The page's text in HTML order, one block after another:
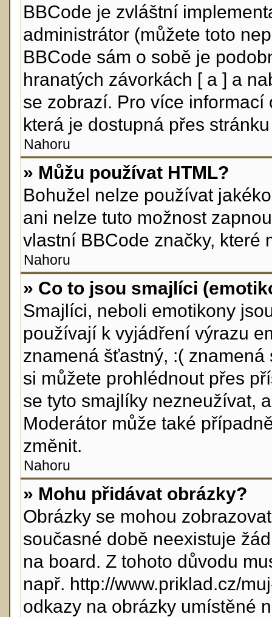
BBCode je zvláštní
administrátor (můžete toto
BBCode sám o sobě je
hranatých závorkách [ a ] a
se zobrazí. Pro více
která je dostupná přes
Nahoru
» Můžu používat HTML?
Bohužel nelze používat
ani nelze tuto možnost
vlastní BBCode značky, které
Nahoru
» Co to jsou smajlíci
Smajlíci, neboli emotikony
používají k vyjádření výrazu
znamená šťastný, :(
si můžete prohlédnout přes
se tyto smajlíky nezneužívat,
Moderátor může také
změnit.
Nahoru
» Mohu přidávat obrázky?
Obrázky se mohou
současné době neexistuje
na board. Z tohoto důvodu
např. http://www.priklad.cz/
odkazy na obrázky umístěné